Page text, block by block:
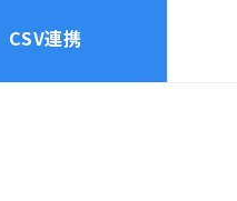
CSV連携